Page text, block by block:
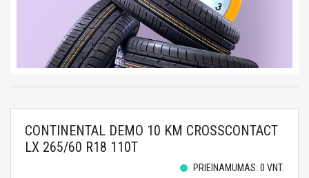
CONTINENTAL DEMO 10 KM CROSSCONTACT
LX 265/60 R18 110T
PRIEINAMUMAS: 0 VNT.